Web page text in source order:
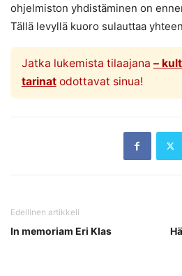
ohjelmiston yhdistäminen on
Tällä levyllä kuoro sulauttaa
Jatka lukemista tilaajana –
tarinatodottavat sinua!
Edellinen artikkeli
In memoriam Eri Klas